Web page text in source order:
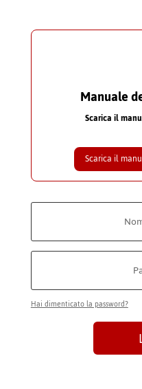
Manuale
Scarica il
Scarica il
Hai dimenticato la password?